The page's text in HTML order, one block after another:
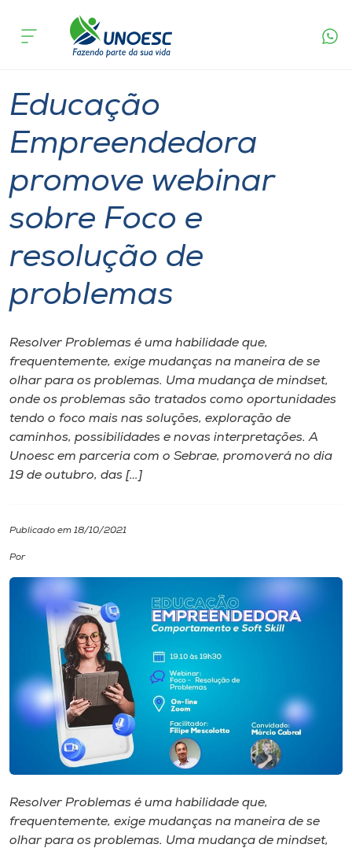
Cursos
Pesquisa
Atendimento ao Estudante
Portal de Ensino
Unoesc
Internacionalização
I.nova
Diplomados
Cultura
CPA
Biblioteca
Editora
Museu
Unoesc
acontece
Educação
Empreendedora
promove webinar
sobre Foco e
resolução de
problemas
Resolver Problemas é uma habilidade que,
frequentemente, exige mudanças na maneira de se
olhar para os problemas. Uma mudança de mindset,
onde os problemas são tratados como oportunidades
tendo o foco mais nas soluções, exploração de
caminhos, possibilidades e novas interpretações. A
Unoesc em parceria com o Sebrae, promoverá no dia
19 de outubro, das […]
Publicado em 18/10/2021
Por
Resolver Problemas é uma habilidade que,
frequentemente, exige mudanças na maneira de se
olhar para os problemas. Uma mudança de mindset,